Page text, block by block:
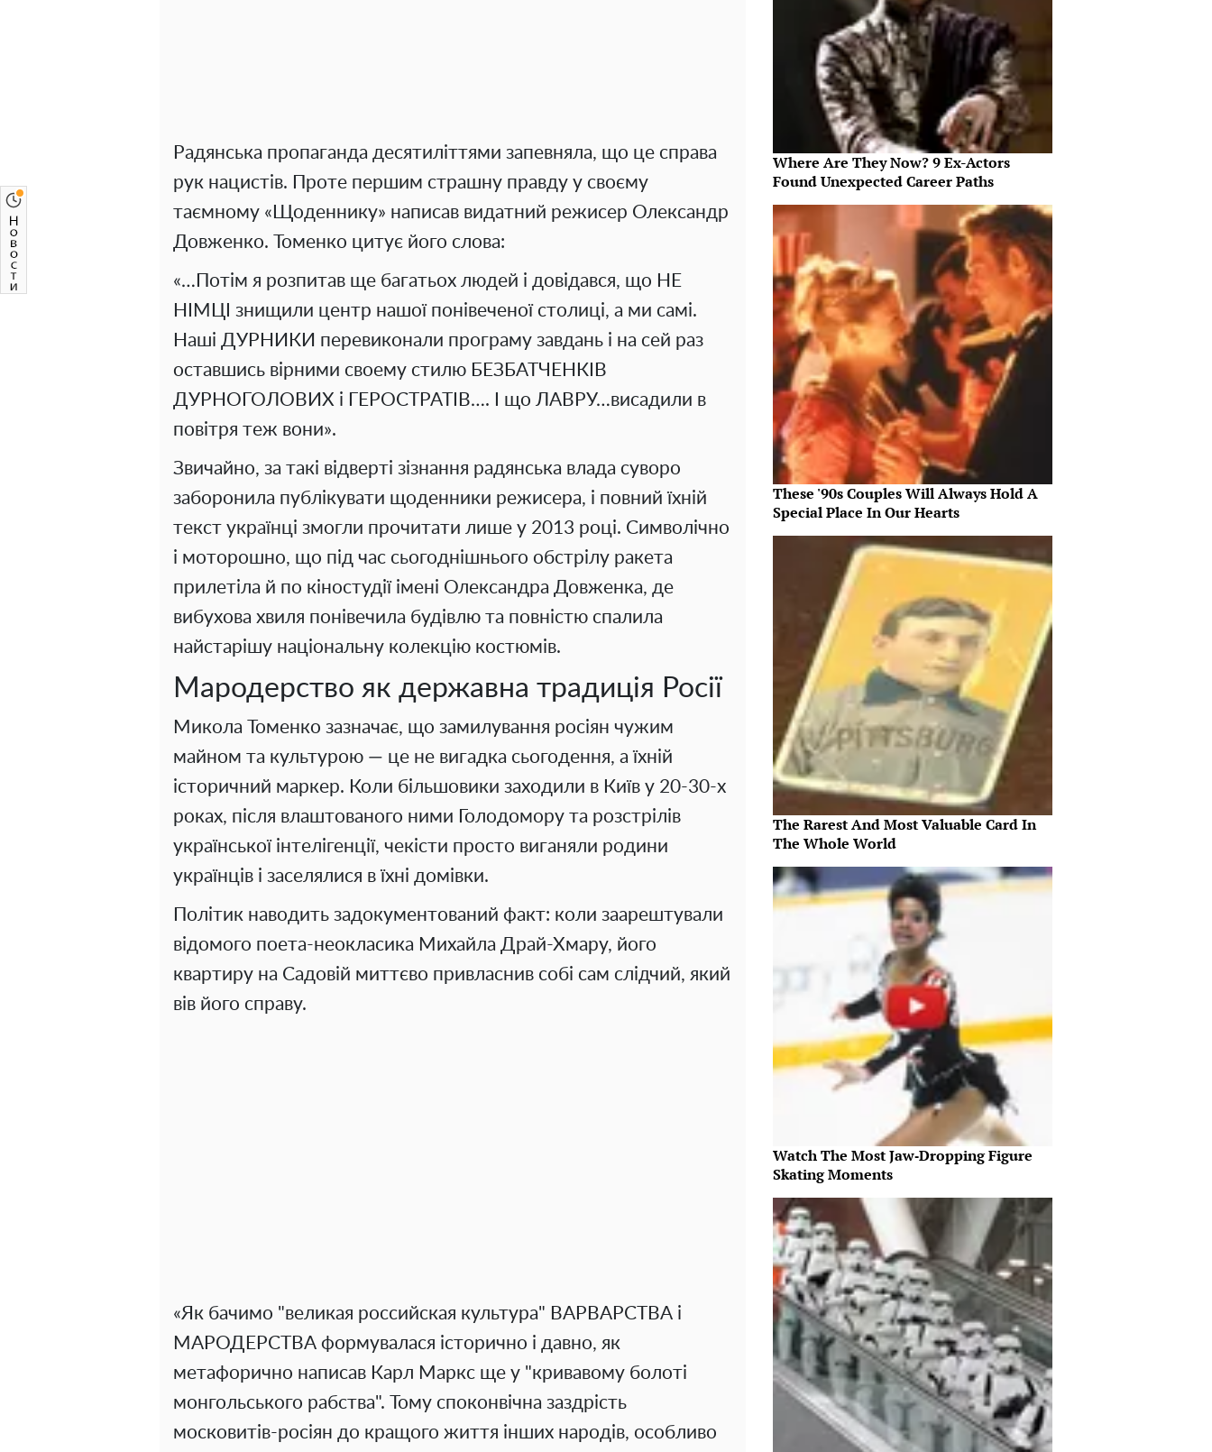
Радянська пропаганда десятиліттями запевняла, що це справа
рук нацистів. Проте першим страшну правду у своєму
таємному «Щоденнику» написав видатний режисер Олександр
Довженко. Томенко цитує його слова:
«…Потім я розпитав ще багатьох людей і довідався, що НЕ
НІМЦІ знищили центр нашої понівеченої столиці, а ми самі.
Наші ДУРНИКИ перевиконали програму завдань і на сей раз
оставшись вірними своему стилю БЕЗБАТЧЕНКІВ
ДУРНОГОЛОВИХ і ГЕРОСТРАТІВ…. І що ЛАВРУ…висадили в
повітря теж вони».
Звичайно, за такі відверті зізнання радянська влада суворо
заборонила публікувати щоденники режисера, і повний їхній
текст українці змогли прочитати лише у 2013 році. Символічно
і моторошно, що під час сьогоднішнього обстрілу ракета
прилетіла й по кіностудії імені Олександра Довженка, де
вибухова хвиля понівечила будівлю та повністю спалила
найстарішу національну колекцію костюмів.
Мародерство як державна традиція Росії
Микола Томенко зазначає, що замилування росіян чужим
майном та культурою — це не вигадка сьогодення, а їхній
історичний маркер. Коли більшовики заходили в Київ у 20-30-х
роках, після влаштованого ними Голодомору та розстрілів
української інтелігенції, чекісти просто виганяли родини
українців і заселялися в їхні домівки.
Політик наводить задокументований факт: коли заарештували
відомого поета-неокласика Михайла Драй-Хмару, його
квартиру на Садовій миттєво привласнив собі сам слідчий, який
вів його справу.
«Як бачимо "великая российская культура" ВАРВАРСТВА і
МАРОДЕРСТВА формувалася історично і давно, як
метафорично написав Карл Маркс ще у "кривавому болоті
монгольського рабства". Тому споконвічна заздрість
московитів-росіян до кращого життя інших народів, особливо
Where Are They Now? 9 Ex-Actors
Found Unexpected Career Paths
These '90s Couples Will Always Hold A
Special Place In Our Hearts
The Rarest And Most Valuable Card In
The Whole World
Watch The Most Jaw‑Dropping Figure
Skating Moments